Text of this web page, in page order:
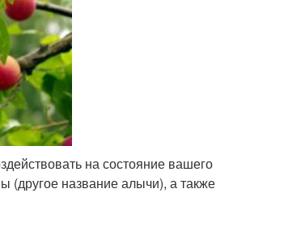
на состояние вашего
(другое название алычи), а также